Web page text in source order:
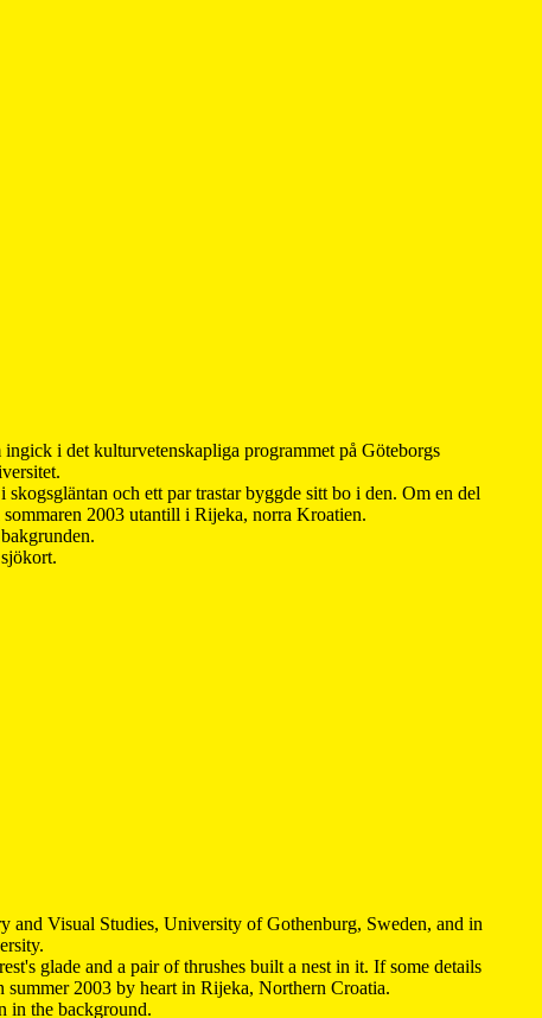
i det kulturvetenskapliga programmet på Göteborgs
och ett par trastar byggde sitt bo i den. Om en del
2003 utantill i Rijeka, norra Kroatien.
and Visual Studies, University of Gothenburg, Sweden, and in
glade and a pair of thrushes built a nest in it. If some details
2003 by heart in Rijeka, Northern Croatia.
in the background.